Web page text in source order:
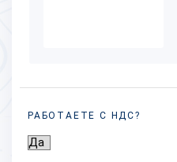
РАБОТАЕТЕ С НДС?